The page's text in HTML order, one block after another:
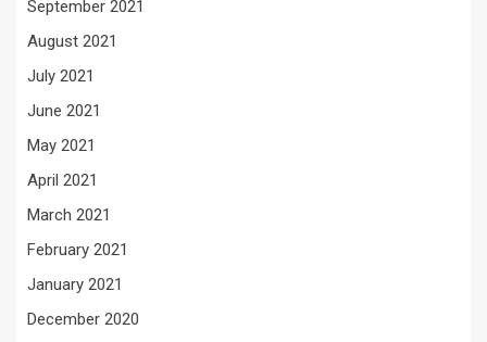
September 2021
August 2021
July 2021
June 2021
May 2021
April 2021
March 2021
February 2021
January 2021
December 2020